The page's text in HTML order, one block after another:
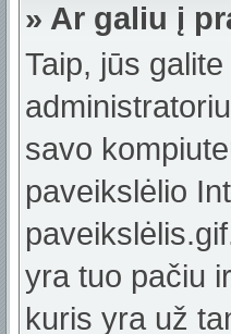
» Ar galiu į
Taip, jūs
savo
paveikslėlio
yra tuo pačiu
kuris yra už